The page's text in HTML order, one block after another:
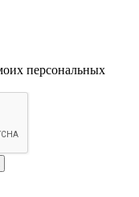
персональных